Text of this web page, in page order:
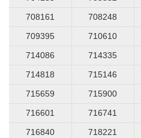
708161
708248
709395
710610
714086
714335
714818
715146
715659
715900
716601
716741
716840
718221